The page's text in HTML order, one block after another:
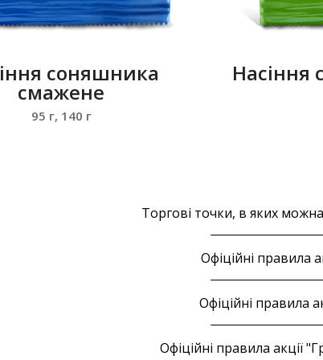
соняшника
смажене
95 г, 140 г
Насіння
Торгові точки, в яких
Офіційні правила
Офіційні правила
Офіційні правила акції